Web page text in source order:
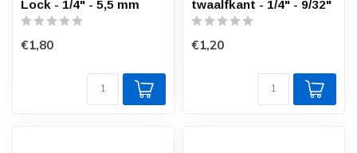
Lock - 1/4" - 5,5 mm
€1,80
twaalfkant - 1/4" - 9/32"
€1,20